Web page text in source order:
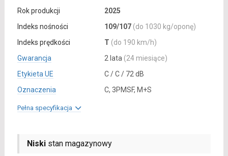
Rok produkcji
2025
Indeks nośności
109/107 (do 1030 kg/oponę)
Indeks prędkości
T (do 190 km/h)
Gwarancja
2 lata (24 miesiące)
Etykieta UE
C / C / 72 dB
Oznaczenia
C, 3PMSF, M+S
Pełna specyfikacja
Niskistan magazynowy